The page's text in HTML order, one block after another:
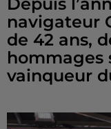
navigateur
de 42 ans,
hommages
vainqueur